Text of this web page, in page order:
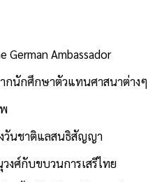
German Ambassador
กนักศึกษาตัวแทนศาสนาต่างๆ
วันชาติแลสนธิสัญญา
งศ์กับขบวนการเสรีไทย